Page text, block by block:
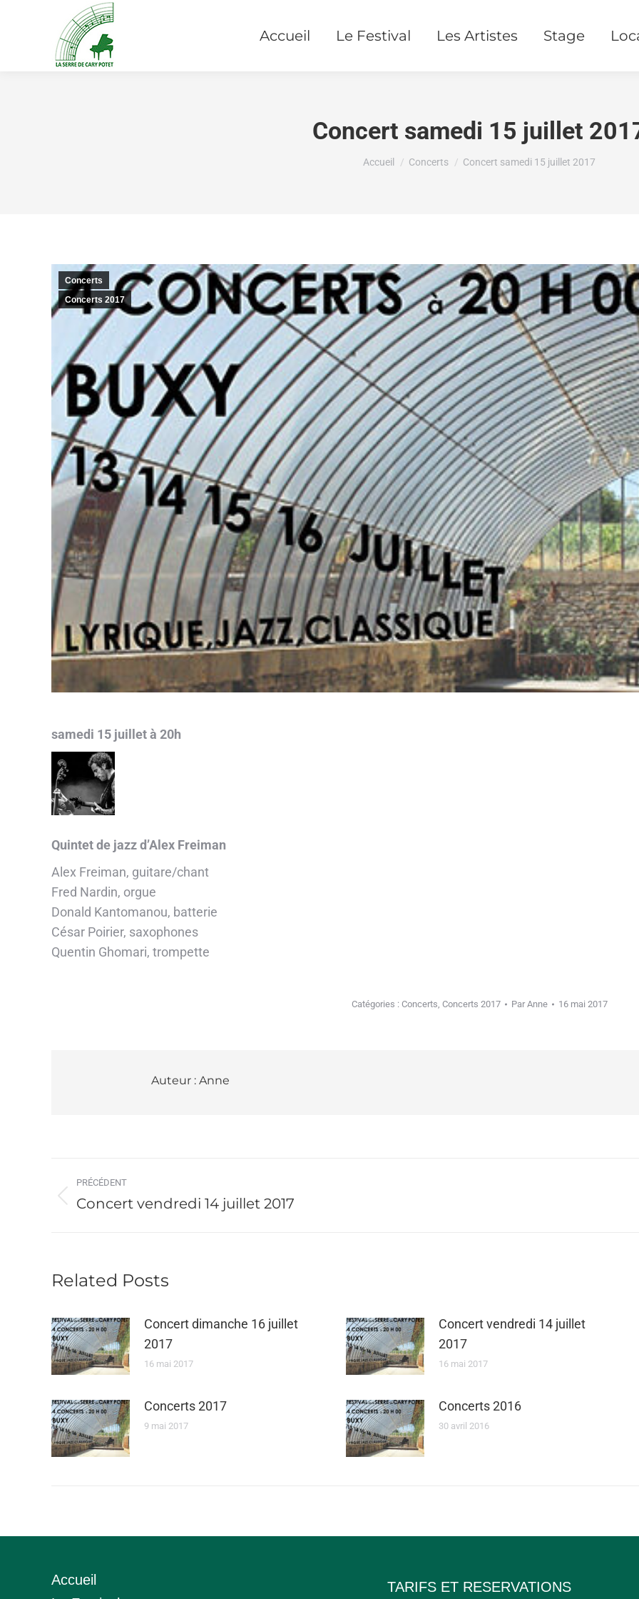
Accueil Le Festival Les Artistes Stage
Concert samedi 15 juillet
Vous êtes ici :
Accueil Concerts Concert samedi 15 juillet 2017
Concerts
Concerts 2017
samedi 15 juillet à 20h
Quintet de jazz d’Alex Freiman
Alex Freiman, guitare/chant
Fred Nardin, orgue
Donald Kantomanou, batterie
César Poirier, saxophones
Quentin Ghomari, trompette
Catégories : Concerts, Concerts 2017 Par Anne 16 mai 2017
Auteur : Anne
Navigation
article
PRÉCÉDENT
Article
Concert vendredi 14 juillet 2017
Related Posts
Concert dimanche 16 juillet
2017
16 mai 2017
Concert vendredi 14 juillet
2017
16 mai 2017
Concerts 2017
9 mai 2017
Concerts 2016
30 avril 2016
Accueil
TARIFS ET RESERVATIONS